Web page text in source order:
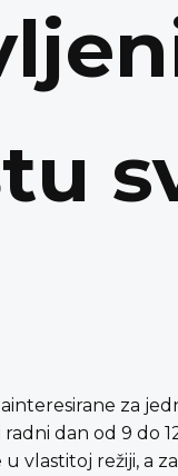
za
dan od 9 do
vlastitoj režiji, a